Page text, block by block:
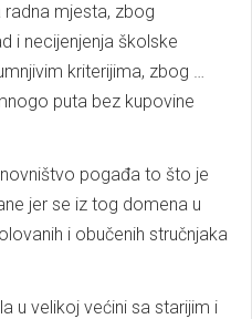
mjesta, zbog
i necijenjenja školske
kriterijima, zbog …
puta bez kupovine
pogađa to što je
jer se iz tog domena u
i obučenih stručnjaka
u velikoj većini sa starijim i